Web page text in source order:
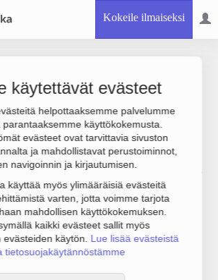
Kokeile ilmaiseksi
käytettävät evästeet
helpottaaksemme palvelumme
parantaaksemme käyttökokemusta.
evästeet ovat tarvittavia sivuston
ja mahdollistavat perustoiminnot,
navigoinnin ja kirjautumisen.
käyttää myös ylimääräisiä evästeitä
varten, jotta voimme tarjota
mahdollisen käyttökokemuksen.
kaikki evästeet sallit myös
käytön. Lue lisää evästeistä
tietosuojakäytännöstämme
Ravintolat Oy
Oy liikevaihto on 4 milj. €, tulos
40. Sen päätoimiala on
1978 ja sijainti Tampere.
Osakeyhtiö (OY).